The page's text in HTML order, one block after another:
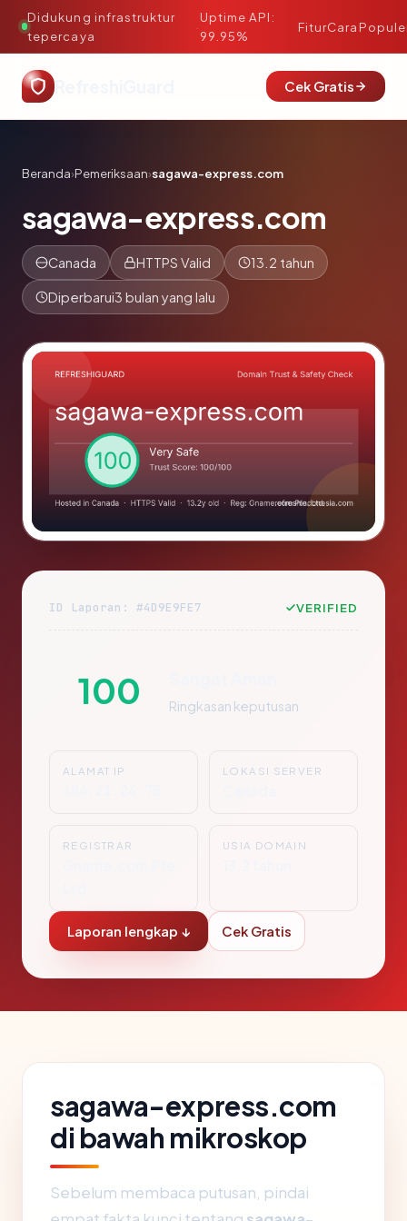
Didukung infrastruktur
tepercaya
·
Uptime API:
99.95%
FiturCara
Cek Gratis
Beranda›Pemeriksaan›sagawa-express.com
sagawa-express.com
Canada HTTPS Valid 13.2 tahun
Diperbarui3 bulan yang lalu
ID Laporan: #4D9E9FE7 VERIFIED
100 Ringkasan keputusan
ALAMAT IP LOKASI SERVER
REGISTRAR USIA DOMAIN
Laporan lengkap ↓ Cek Gratis
sagawa-express.com
di bawah mikroskop
Sebelum membaca putusan, pindai